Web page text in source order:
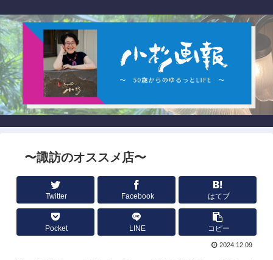
〜諏訪のオススメ店〜
Twitter Facebook はてブ
Pocket LINE コピー
2024.12.09